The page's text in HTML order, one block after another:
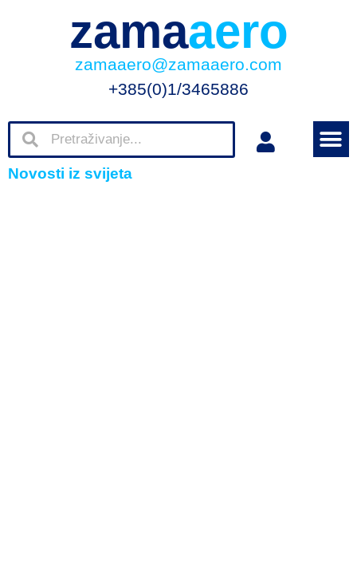
zamaaero
zamaaero@zamaaero.com
+385(0)1/3465886
Novosti iz svijeta